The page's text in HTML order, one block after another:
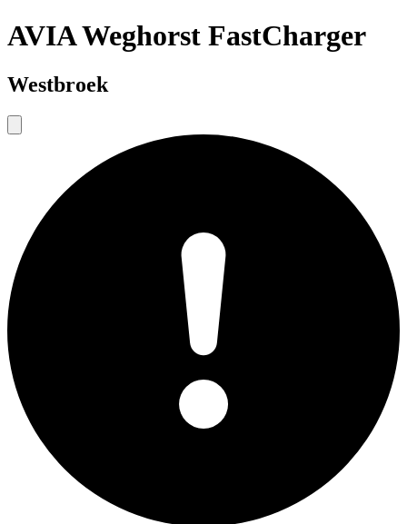
AVIA Weghorst FastCharger
Westbroek